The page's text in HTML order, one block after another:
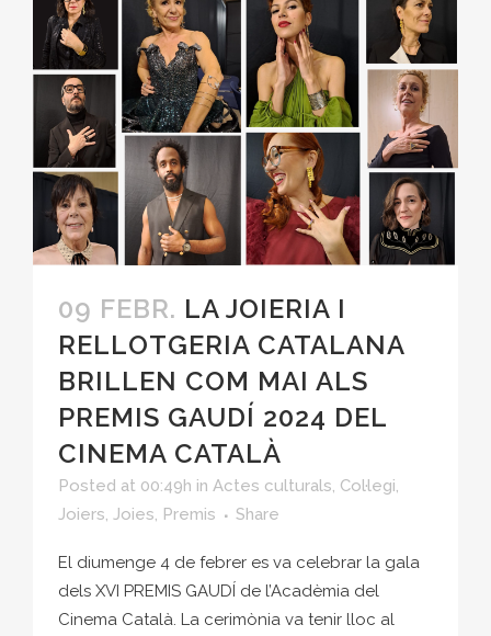
09 FEBR. LA JOIERIA I
RELLOTGERIA CATALANA
BRILLEN COM MAI ALS
PREMIS GAUDÍ 2024 DEL
CINEMA CATALÀ
Posted at 00:49h in Actes culturals, Col·legi,
Joiers, Joies, Premis Share
El diumenge 4 de febrer es va celebrar la gala
dels XVI PREMIS GAUDÍ de l’Acadèmia del
Cinema Català. La cerimònia va tenir lloc al